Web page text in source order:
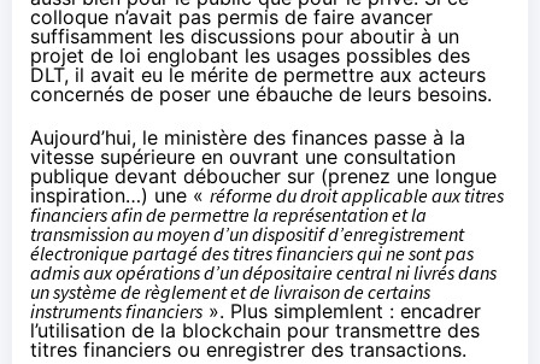
colloque n’avait pas permis de faire avancer
suffisamment les discussions pour aboutir à un
projet de loi englobant les usages possibles des
DLT, il avait eu le mérite de permettre aux acteurs
concernés de poser une ébauche de leurs besoins.
Aujourd’hui, le ministère des finances passe à la
vitesse supérieure en ouvrant une consultation
publique devant déboucher sur (prenez une longue
inspiration…) une « réforme du droit applicable aux titres
financiers afin de permettre la représentation et la
transmission au moyen d’un dispositif d’enregistrement
électronique partagé des titres financiers qui ne sont pas
admis aux opérations d’un dépositaire central ni livrés dans
un système de règlement et de livraison de certains
instruments financiers ». Plus simplemlent : encadrer
l’utilisation de la blockchain pour transmettre des
titres financiers ou enregistrer des transactions.